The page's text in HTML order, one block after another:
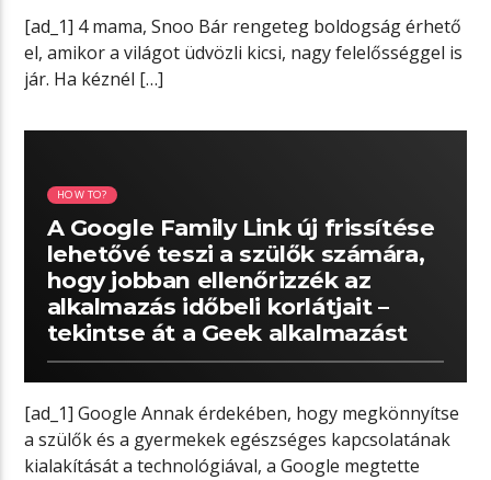
[ad_1] 4 mama, Snoo Bár rengeteg boldogság érhető
el, amikor a világot üdvözli kicsi, nagy felelősséggel is
jár. Ha kéznél […]
HOW TO?
A Google Family Link új frissítése
lehetővé teszi a szülők számára,
hogy jobban ellenőrizzék az
alkalmazás időbeli korlátjait –
tekintse át a Geek alkalmazást
[ad_1] Google Annak érdekében, hogy megkönnyítse
a szülők és a gyermekek egészséges kapcsolatának
kialakítását a technológiával, a Google megtette